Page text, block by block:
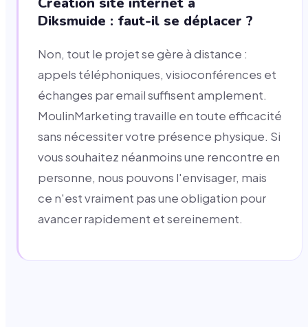
Diksmuide : faut-il se déplacer ?
Non, tout le projet se gère à distance :
appels téléphoniques, visioconférences et
échanges par email suffisent amplement.
MoulinMarketing travaille en toute efficacité
sans nécessiter votre présence physique. Si
vous souhaitez néanmoins une rencontre en
personne, nous pouvons l'envisager, mais
ce n'est vraiment pas une obligation pour
avancer rapidement et sereinement.